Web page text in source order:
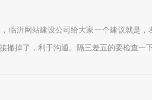
临沂网站建设公司给大家一个建议就是
掉了，利于沟通。隔三差五的要检查一